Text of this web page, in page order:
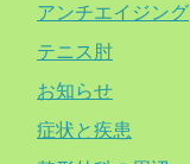
アンチエイジング
テニス肘
お知らせ
症状と疾患